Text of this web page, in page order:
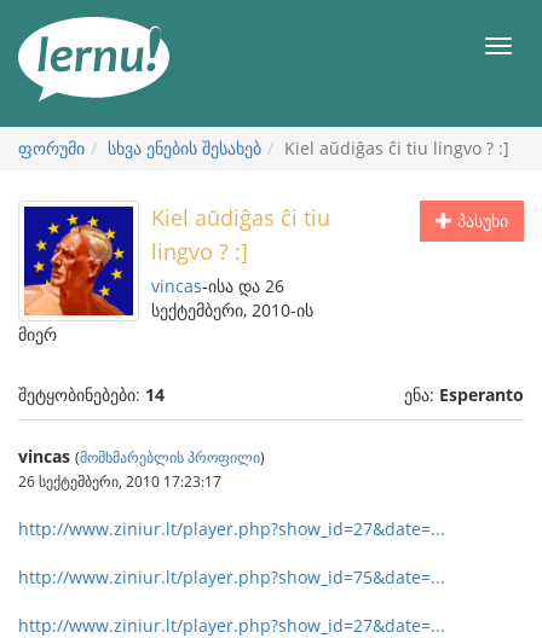
ნახვა
მენიუ
ფორუმი სხვა ენების შესახებ Kiel aŭdiĝas ĉi tiu lingvo ? :]
პასუხი
Kiel aŭdiĝas ĉi tiu
lingvo ? :]
vincas-ისა და 26
სექტემბერი, 2010-ის
მიერ
შეტყობინებები: 14 ენა: Esperanto
vincas (მომხმარებლის პროფილი)
26 სექტემბერი, 2010 17:23:17
http://www.ziniur.lt/player.php?show_id=27&date=...
http://www.ziniur.lt/player.php?show_id=75&date=...
http://www.ziniur.lt/player.php?show_id=27&date=...